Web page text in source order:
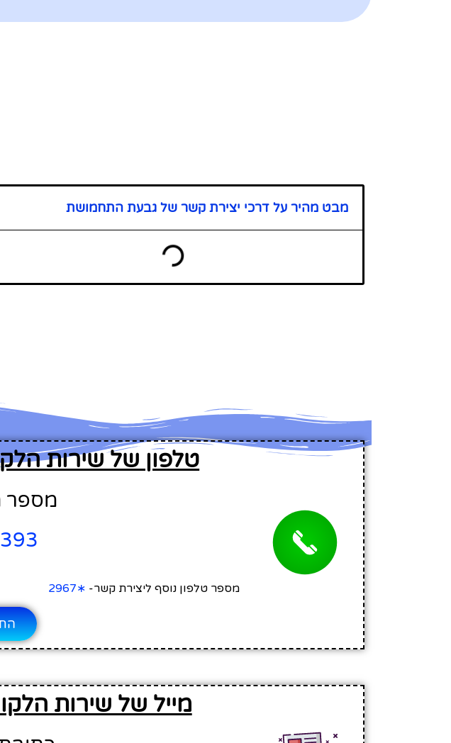
מבט מהיר על דרכי יצירת קשר של גבעת התחמושת
טלפון של שירות
מספר
מספר טלפון נוסף ליצירת קשר- ∗2967
מייל של שירות